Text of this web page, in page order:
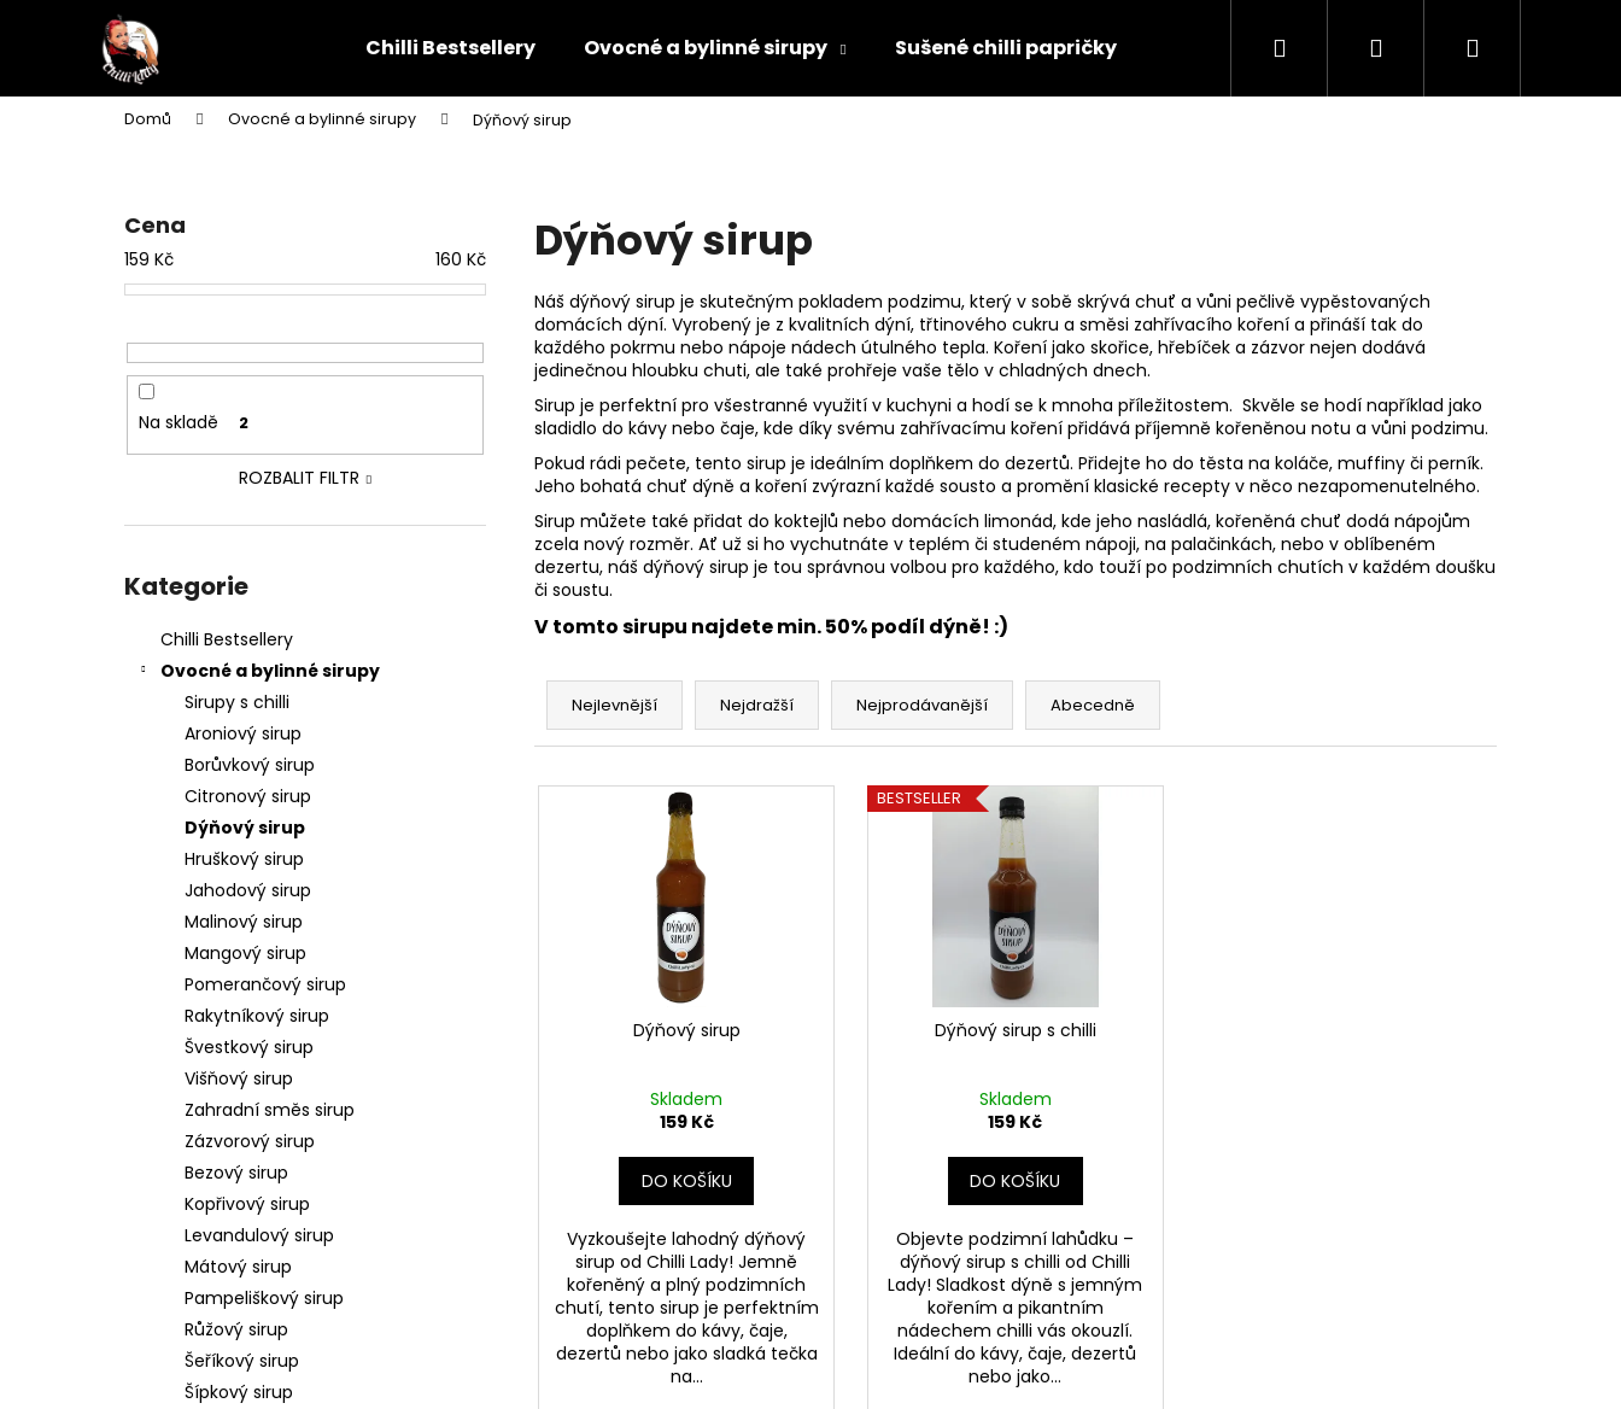
Chilli Bestsellery Ovocné a bylinné sirupy Sušené chilli papričky Chilli omáčky Chilli chutney
Hledat PřihlášeníNákupní
Domů Ovocné a bylinné sirupy Dýňový sirup
Cena
159 Kč 160 Kč
Na skladě 2
ROZBALIT FILTR
kategorie
Kategorie
Chilli Bestsellery
Ovocné a bylinné sirupy
Sirupy s chilli
Aroniový sirup
Borůvkový sirup
Citronový sirup
Dýňový sirup
Hruškový sirup
Jahodový sirup
Malinový sirup
Mangový sirup
Pomerančový sirup
Rakytníkový sirup
Švestkový sirup
Višňový sirup
Zahradní směs sirup
Zázvorový sirup
Bezový sirup
Kopřivový sirup
Levandulový sirup
Mátový sirup
Pampeliškový sirup
Růžový sirup
Šeříkový sirup
Šípkový sirup
Dýňový sirup
Náš dýňový sirup je skutečným pokladem podzimu, který v sobě skrývá chuť a vůni pečlivě vypěstovaných
domácích dýní. Vyrobený je z kvalitních dýní, třtinového cukru a směsi zahřívacího koření a přináší tak do
každého pokrmu nebo nápoje nádech útulného tepla. Koření jako skořice, hřebíček a zázvor nejen dodává
jedinečnou hloubku chuti, ale také prohřeje vaše tělo v chladných dnech.
Sirup je perfektní pro všestranné využití v kuchyni a hodí se k mnoha příležitostem. Skvěle se hodí například jako
sladidlo do kávy nebo čaje, kde díky svému zahřívacímu koření přidává příjemně kořeněnou notu a vůni podzimu.
Pokud rádi pečete, tento sirup je ideálním doplňkem do dezertů. Přidejte ho do těsta na koláče, muffiny či perník.
Jeho bohatá chuť dýně a koření zvýrazní každé sousto a promění klasické recepty v něco nezapomenutelného.
Sirup můžete také přidat do koktejlů nebo domácích limonád, kde jeho nasládlá, kořeněná chuť dodá nápojům
zcela nový rozměr. Ať už si ho vychutnáte v teplém či studeném nápoji, na palačinkách, nebo v oblíbeném
dezertu, náš dýňový sirup je tou správnou volbou pro každého, kdo touží po podzimních chutích v každém doušku
či soustu.
V tomto sirupu najdete min. 50% podíl dýně! :)
Ř
z
Nejlevnější Nejdražší Nejprodávanější Abecedně
V
Dýňový sirup
Skladem
159 Kč
DO KOŠÍKU
Vyzkoušejte lahodný dýňový
sirup od Chilli Lady! Jemně
kořeněný a plný podzimních
chutí, tento sirup je perfektním
doplňkem do kávy, čaje,
dezertů nebo jako sladká tečka
na...
BESTSELLER
Dýňový sirup s chilli
Skladem
159 Kč
DO KOŠÍKU
Objevte podzimní lahůdku –
dýňový sirup s chilli od Chilli
Lady! Sladkost dýně s jemným
kořením a pikantním
nádechem chilli vás okouzlí.
Ideální do kávy, čaje, dezertů
nebo jako...
í
Zpět
do
obchodu
Zpět
do
obchodu
Co potřebujete najít?
Doporučujeme